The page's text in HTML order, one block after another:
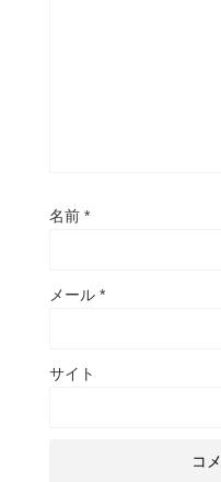
名前 *
メール *
サイト